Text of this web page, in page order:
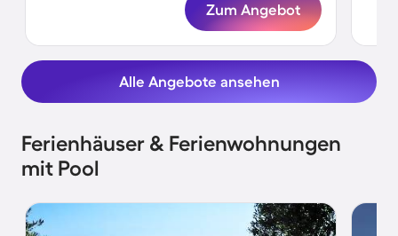
Zum Angebot
Alle Angebote ansehen
Ferienhäuser & Ferienwohnungen
mit Pool